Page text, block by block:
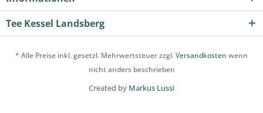
Tee Kessel Landsberg
* Alle Preise inkl. gesetzl. Mehrwertsteuer zzgl.Versandkosten wenn
nicht anders beschrieben
Created by Markus Lussi